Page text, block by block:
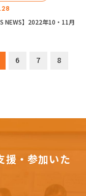
NEWS】2022年10・11月
6 7
8
援・参加いた